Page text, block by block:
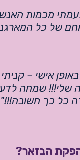
מכמות
של כל
אישי –
שלי!!! שמחה
כל כך חשובה!!!"
הבזאר?